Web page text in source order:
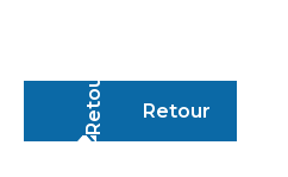
Retour